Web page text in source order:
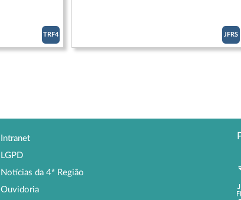
TRF4 JFRS
Intranet
LGPD
Notícias da 4ª Região
Ouvidoria